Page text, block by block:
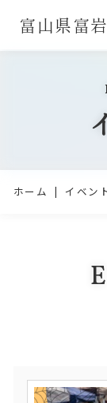
富山県富
ホーム イベン